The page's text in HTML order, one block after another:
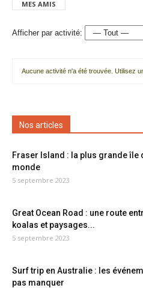
MES AMIS
Afficher par activité:
Aucune activité n'a été trouvée. Utilisez
Nos articles
Fraser Island : la plus grande île
monde
5 septembre 2023
Great Ocean Road : une route
koalas et paysages...
5 septembre 2023
Surf trip en Australie : les
pas manquer